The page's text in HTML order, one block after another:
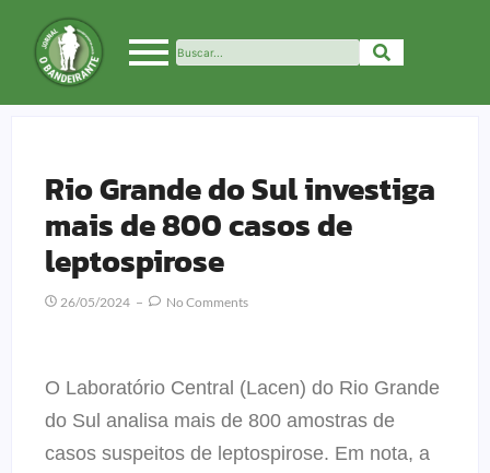
Rio Grande do Sul investiga
mais de 800 casos de
leptospirose
26/05/2024 No Comments
O Laboratório Central (Lacen) do Rio Grande
do Sul analisa mais de 800 amostras de
casos suspeitos de leptospirose. Em nota, a